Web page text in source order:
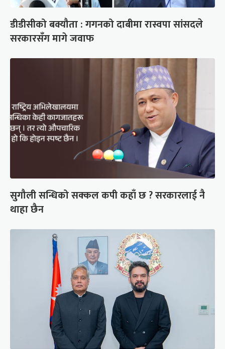
डीडीसीको बक्यौता : गगनको दाबीमा रास्वपा सांसदले
सरकारसँग मागे जवाफ
सुगौली सन्धिको सक्कल कपी कहाँ छ ? सरकारलाई नै
थाहा छैन